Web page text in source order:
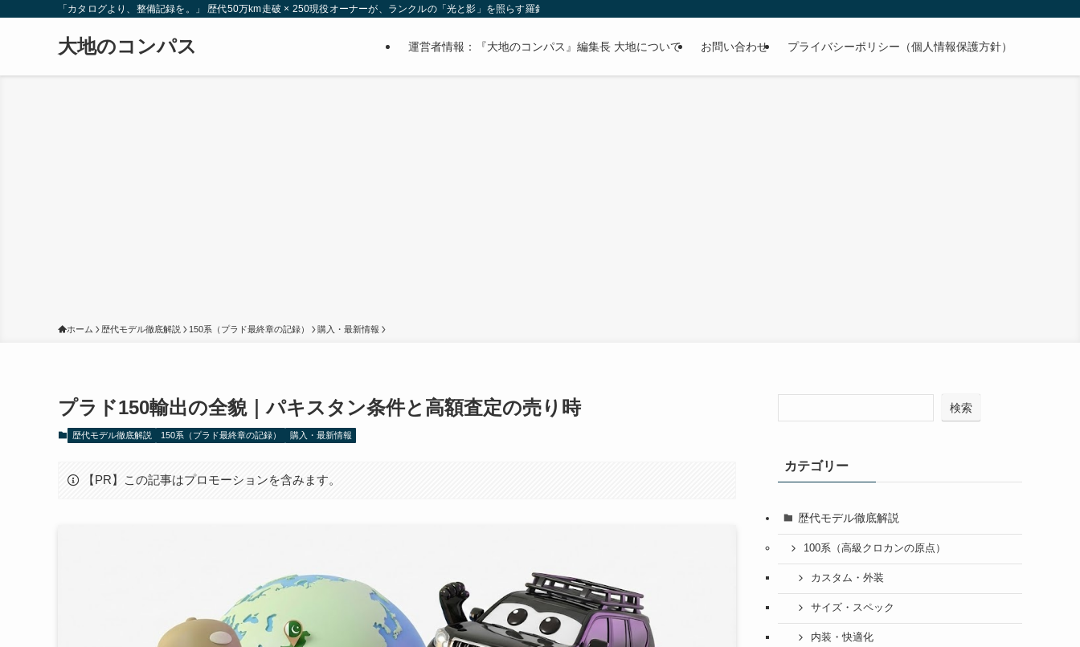
「カタログより、整備記録を。」 歴代50万km走破 × 250現役オーナーが、ランクルの「光と影」を照らす羅針盤。
大地のコンパス 運営者情報：『大地のコンパス』編集長 大地について お問い合わせ プライバシーポリシー（個人情報保護方針）
ホーム 歴代モデル徹底解説 150系（プラド最終章の記録） 購入・最新情報
プラド150輸出の全貌｜パキスタン条件と高額査定の売り時
歴代モデル徹底解説 150系（プラド最終章の記録） 購入・最新情報
【PR】この記事はプロモーションを含みます。
検索
カテゴリー
歴代モデル徹底解説
100系（高級クロカンの原点）
カスタム・外装
サイズ・スペック
内装・快適化